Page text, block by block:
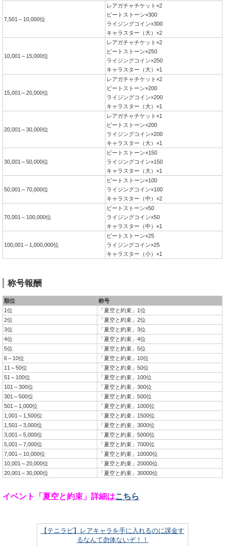
7,501～10,000位
レアガチャチケット×2
ビートストーン×300
ライジングコイン×300
キャラスター（大）×2
10,001～15,000位
レアガチャチケット×2
ビートストーン×250
ライジングコイン×250
キャラスター（大）×1
15,001～20,000位
レアガチャチケット×2
ビートストーン×200
ライジングコイン×200
キャラスター（大）×1
20,001～30,000位
レアガチャチケット×1
ビートストーン×200
ライジングコイン×200
キャラスター（大）×1
30,001～50,000位
ビートストーン×150
ライジングコイン×150
キャラスター（大）×1
50,001～70,000位
ビートストーン×100
ライジングコイン×100
キャラスター（中）×2
70,001～100,000位
ビートストーン×50
ライジングコイン×50
キャラスター（中）×1
100,001～1,000,000位
ビートストーン×25
ライジングコイン×25
キャラスター（小）×1
称号報酬
順位
称号
1位
「夏空と約束」1位
2位
「夏空と約束」2位
3位
「夏空と約束」3位
4位
「夏空と約束」4位
5位
「夏空と約束」5位
6～10位
「夏空と約束」10位
11～50位
「夏空と約束」50位
51～100位
「夏空と約束」100位
101～300位
「夏空と約束」300位
301～500位
「夏空と約束」500位
501～1,000位
「夏空と約束」1000位
1,001～1,500位
「夏空と約束」1500位
1,501～3,000位
「夏空と約束」3000位
3,001～5,000位
「夏空と約束」5000位
5,001～7,000位
「夏空と約束」7000位
7,001～10,000位
「夏空と約束」10000位
10,001～20,000位
「夏空と約束」20000位
20,001～30,000位
「夏空と約束」30000位
イベント「夏空と約束」詳細はこちら
【テニラビ】レアキャラを手に入れるのに課金す
るなんて勿体ないぞ！！